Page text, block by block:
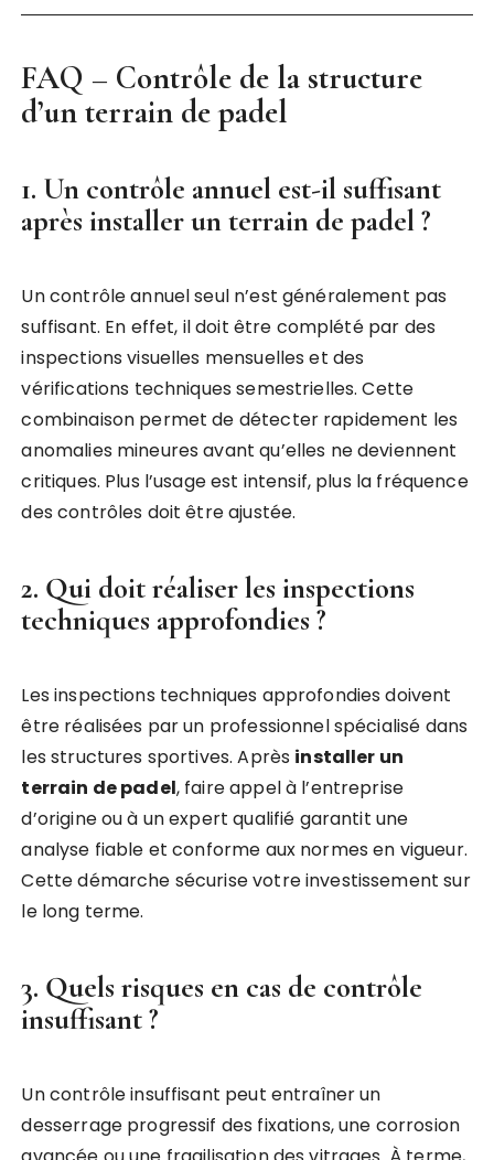
FAQ – Contrôle de la structure
d’un terrain de padel
1. Un contrôle annuel est-il suffisant
après installer un terrain de padel ?
Un contrôle annuel seul n’est généralement pas
suffisant. En effet, il doit être complété par des
inspections visuelles mensuelles et des
vérifications techniques semestrielles. Cette
combinaison permet de détecter rapidement les
anomalies mineures avant qu’elles ne deviennent
critiques. Plus l’usage est intensif, plus la fréquence
des contrôles doit être ajustée.
2. Qui doit réaliser les inspections
techniques approfondies ?
Les inspections techniques approfondies doivent
être réalisées par un professionnel spécialisé dans
les structures sportives. Après installer un
terrain de padel, faire appel à l’entreprise
d’origine ou à un expert qualifié garantit une
analyse fiable et conforme aux normes en vigueur.
Cette démarche sécurise votre investissement sur
le long terme.
3. Quels risques en cas de contrôle
insuffisant ?
Un contrôle insuffisant peut entraîner un
desserrage progressif des fixations, une corrosion